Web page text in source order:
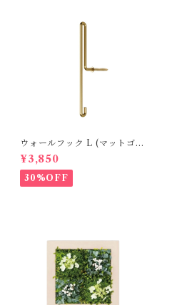
ウォールフック L (マットゴー
ルド） MOEBE
¥3,850
30%OFF